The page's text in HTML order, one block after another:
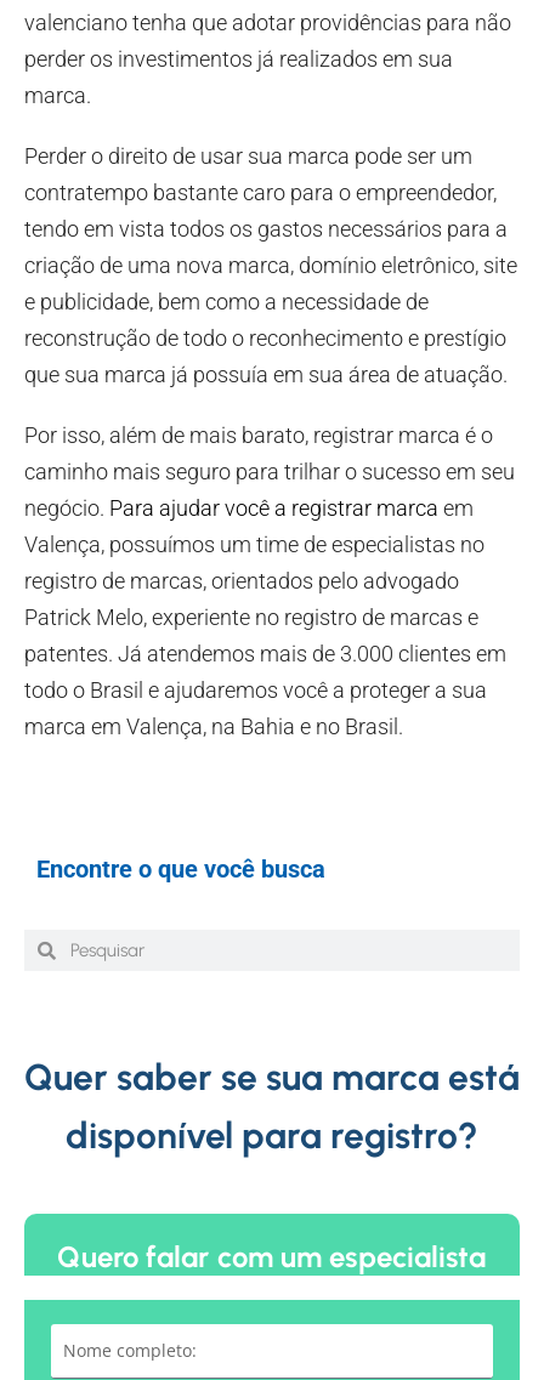
valenciano tenha que adotar providências para não
perder os investimentos já realizados em sua
marca.
Perder o direito de usar sua marca pode ser um
contratempo bastante caro para o empreendedor,
tendo em vista todos os gastos necessários para a
criação de uma nova marca, domínio eletrônico, site
e publicidade, bem como a necessidade de
reconstrução de todo o reconhecimento e prestígio
que sua marca já possuía em sua área de atuação.
Por isso, além de mais barato, registrar marca é o
caminho mais seguro para trilhar o sucesso em seu
negócio. Para ajudar você a registrar marca em
Valença, possuímos um time de especialistas no
registro de marcas, orientados pelo advogado
Patrick Melo, experiente no registro de marcas e
patentes. Já atendemos mais de 3.000 clientes em
todo o Brasil e ajudaremos você a proteger a sua
marca em Valença, na Bahia e no Brasil.
Encontre o que você busca
Quer saber se sua marca está
disponível para registro?
Quero falar com um especialista